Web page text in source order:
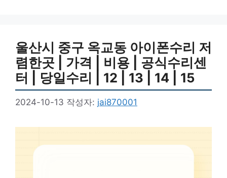
울산시 중구 옥교동 아이폰수리 저
렴한곳 | 가격 | 비용 | 공식수리센
터 | 당일수리 | 12 | 13 | 14 | 15
2024-10-13 작성자: jai870001